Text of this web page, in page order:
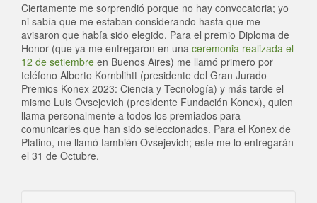
Ciertamente me sorprendió porque no hay convocatoria; yo
ni sabía que me estaban considerando hasta que me
avisaron que había sido elegido. Para el premio Diploma de
Honor (que ya me entregaron en una ceremonia realizada el
12 de setiembre en Buenos Aires) me llamó primero por
teléfono Alberto Kornblihtt (presidente del Gran Jurado
Premios Konex 2023: Ciencia y Tecnología) y más tarde el
mismo Luis Ovsejevich (presidente Fundación Konex), quien
llama personalmente a todos los premiados para
comunicarles que han sido seleccionados. Para el Konex de
Platino, me llamó también Ovsejevich; este me lo entregarán
el 31 de Octubre.